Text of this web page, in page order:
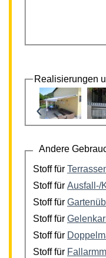
Realisierungen
‹
Andere
Stoff für
Stoff für Ausfall-/
Stoff für
Stoff für
Stoff für
Stoff für